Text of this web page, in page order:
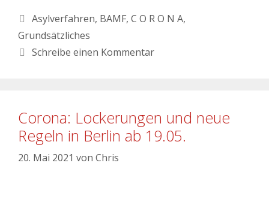
Asylverfahren, BAMF, C O R O N A,
Grundsätzliches
Schreibe einen Kommentar
Corona: Lockerungen und neue
Regeln in Berlin ab 19.05.
20. Mai 2021 von Chris